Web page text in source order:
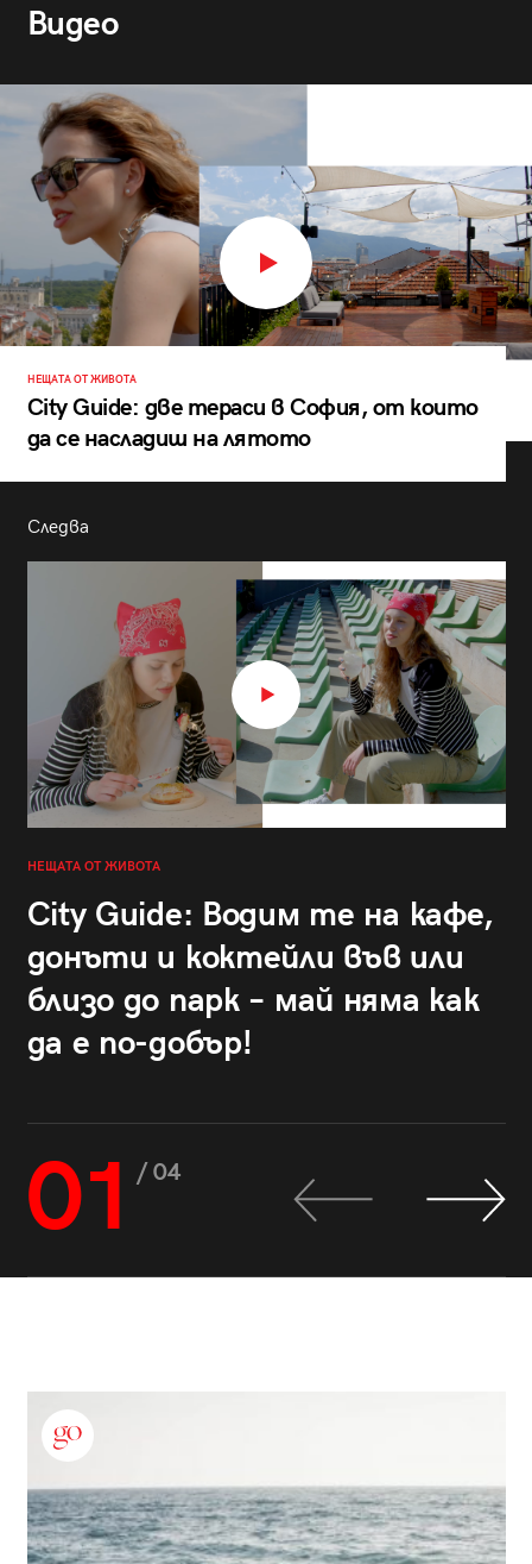
Видео
НЕЩАТА ОТ ЖИВОТА
City Guide: две тераси в София, от които
да се насладиш на лятото
Следва
НЕЩАТА ОТ ЖИВОТА
City Guide: Водим те на кафе,
донъти и коктейли във или
близо до парк – май няма как
да е по-добър!
01 / 04